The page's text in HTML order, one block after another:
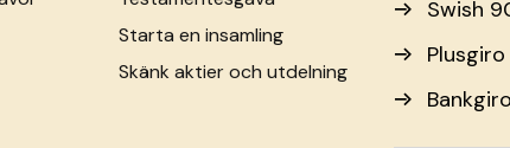
Starta en insamling
Skänk aktier och utdelning
Swish